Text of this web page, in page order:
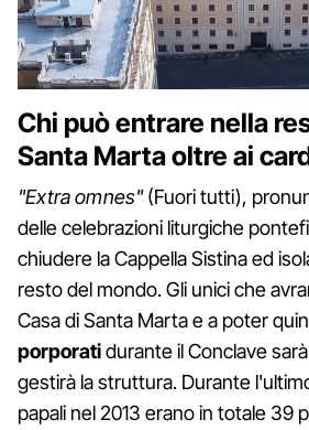
Chi può entrare nella
Santa Marta oltre ai
"Extra omnes"(Fuori tutti),
delle celebrazioni liturgiche
chiudere la Cappella Sistina ed
resto del mondo. Gli unici che
Casa di Santa Marta e a poter
porporatidurante il Conclave
gestirà la struttura. Durante
papali nel 2013 erano in totale 39